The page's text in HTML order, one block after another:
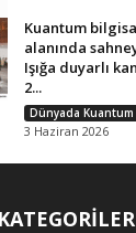
Kuantum
alanında
Işığa duyarlı
2...
Dünyada
3 Haziran 2026